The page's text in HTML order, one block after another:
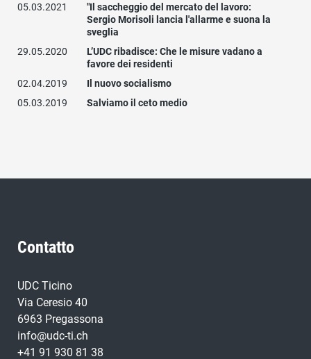
05.03.2021
"Il saccheggio del mercato del lavoro:
Sergio Morisoli lancia l'allarme e suona la
sveglia
29.05.2020
L’UDC ribadisce: Che le misure vadano a
favore dei residenti
02.04.2019
Il nuovo socialismo
05.03.2019
Salviamo il ceto medio
Contatto
UDC Ticino
Via Ceresio 40
6963 Pregassona
info@udc-ti.ch
+41 91 930 81 38